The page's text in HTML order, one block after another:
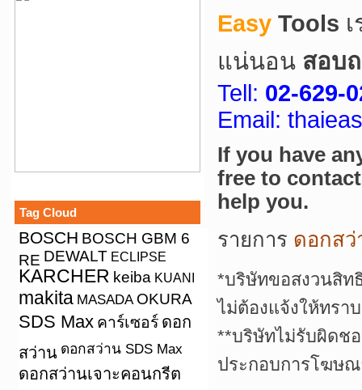
Tag Cloud
BOSCH BOSCH GBM 6
RE DEWALT ECLIPSE
KARCHER keiba KUANI
makita MASADA OKURA
SDS Max คาร์เซอร์ ดอก
สว่าน ดอกสว่าน SDS Max
ดอกสว่านเจาะคอนกรีต
Easy Tools
แน่นอน สอบ
Tell: 02-629-
Email:
If you have
free to
help you.
รายการ ดอกสว่
*บริษัทขอสงวนสิท
ไม่ต้องแจ้งให้ทรา
**บริษัทไม่รับผิดช
ประกอบการโฆษ